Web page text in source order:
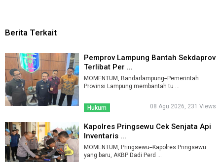
Berita Terkait
Pemprov Lampung Bantah Sekdaprov
Terlibat Per ...
MOMENTUM, Bandarlampung--Pemerintah
Provinsi Lampung membantah tu ...
Hukum 08 Agu 2026, 231 Views
Kapolres Pringsewu Cek Senjata Api
Inventaris ...
MOMENTUM, Pringsewu--Kapolres Pringsewu
yang baru, AKBP Dadi Perd ...